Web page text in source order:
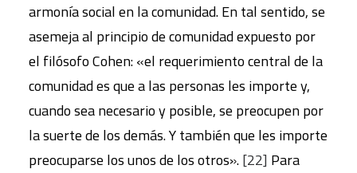
armonía social en la comunidad. En tal sentido, se
asemeja al principio de comunidad expuesto por
el filósofo Cohen: «el requerimiento central de la
comunidad es que a las personas les importe y,
cuando sea necesario y posible, se preocupen por
la suerte de los demás. Y también que les importe
preocuparse los unos de los otros».[22] Para